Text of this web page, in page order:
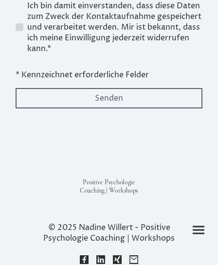
Ich bin damit einverstanden, dass diese Daten
zum Zweck der Kontaktaufnahme gespeichert
und verarbeitet werden. Mir ist bekannt, dass
ich meine Einwilligung jederzeit widerrufen
kann.*
* Kennzeichnet erforderliche Felder
Senden
Positive Psychologie
Coaching | Workshops
© 2025 Nadine Willert - Positive
Psychologie Coaching Workshops